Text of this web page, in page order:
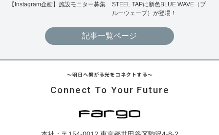
【Instagram企画】施設モニター募集
STEEL TAPに新色BLUE WAVE（ブ
ルーウェーブ）が登場！
記事一覧ページ
～明日へ繋がる光をコネクトする～
Connect To Your Future